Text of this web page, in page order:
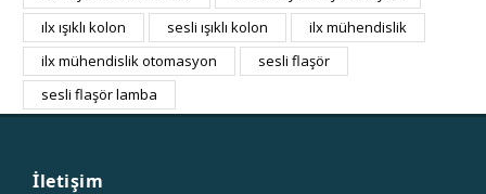
ılx ışıklı kolon
sesli ışıklı kolon
ilx mühendislik
ilx mühendislik otomasyon
sesli flaşör
sesli flaşör lamba
İletişim